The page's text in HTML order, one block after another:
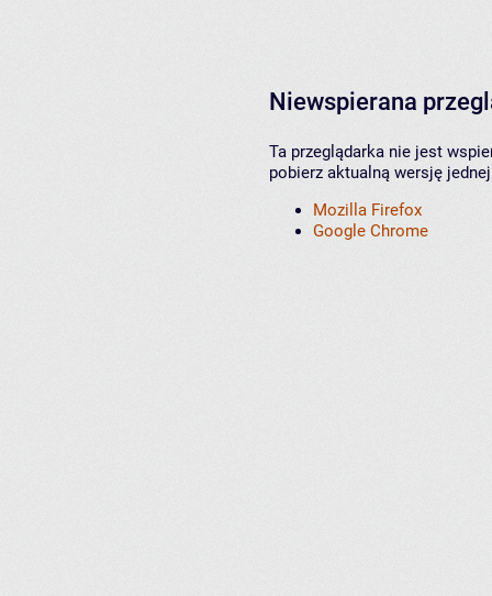
Niewspierana
Ta przeglądarka nie jest
pobierz aktualną wersję
Mozilla Firefox
Google Chrome